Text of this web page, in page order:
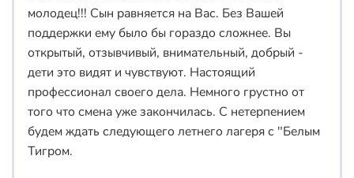
молодец!!! Сын равняется на Вас. Без Вашей
поддержки ему было бы гораздо сложнее. Вы
открытый, отзывчивый, внимательный, добрый -
дети это видят и чувствуют. Настоящий
профессионал своего дела. Немного грустно от
того что смена уже закончилась. С нетерпением
будем ждать следующего летнего лагеря с "Белым
Тигром.